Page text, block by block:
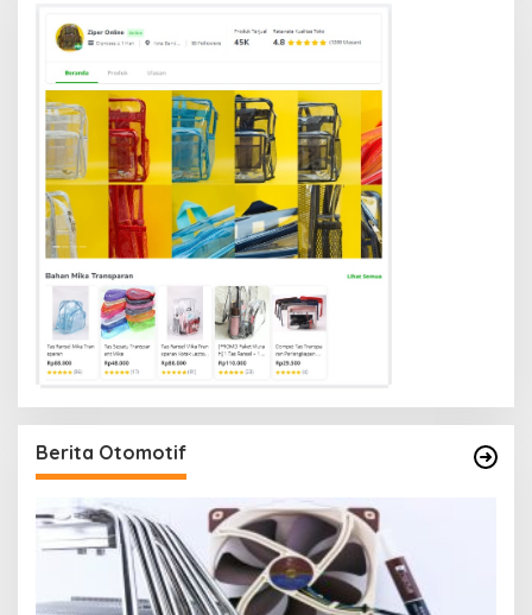
Berita Otomotif